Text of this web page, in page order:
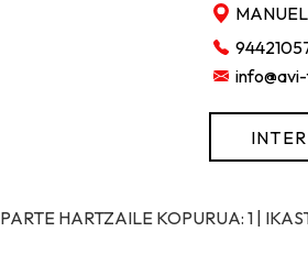
PARTE HARTZAILE KOPURUA: 1 |